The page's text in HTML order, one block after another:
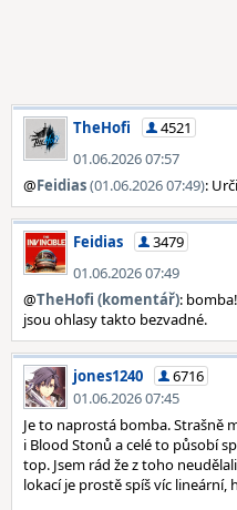
TheHofi
4521
01.06.2026 07:57
@Feidias(01.06.2026 07:49):
Feidias
3479
01.06.2026 07:49
@TheHofi (komentář):
jsou ohlasy takto bezvadné.
jones1240
6716
01.06.2026 07:45
Je to naprostá bomba. Strašně
i Blood Stonů a celé to působí
top. Jsem rád že z toho
lokací je prostě spíš víc lineární,